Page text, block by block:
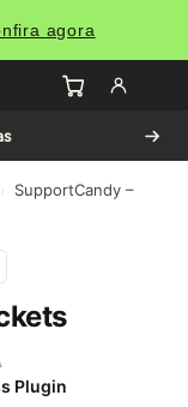
agora
SupportCandy –
Plugin